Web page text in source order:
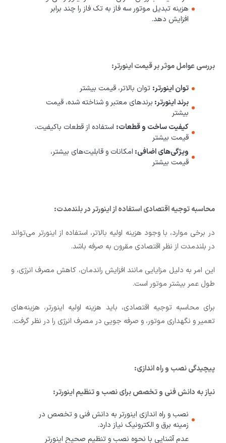
هزینه تبدیل موتور سه فاز به تک فاز را چند برابر
افزایش دهد.
بررسی عوامل موثر بر قیمت اینورتر:
توان اینورتر: توان بالاتر، قیمت بیشتر
برند اینورتر: برندهای معتبر و شناخته شده، قیمت
بیشتر
کیفیت ساخت و قطعات: استفاده از قطعات باکیفیت،
قیمت بیشتر
ویژگی‌های اضافی: امکانات و قابلیت‌های بیشتر،
قیمت بیشتر
محاسبه توجیه اقتصادی استفاده از اینورتر در بلندمدت:
در برخی موارد، با وجود هزینه اولیه بالاتر، استفاده از اینورتر می‌تواند
در بلندمدت از نظر اقتصادی مقرون به صرفه باشد.
این امر به دلیل مزایایی مانند افزایش راندمان، کاهش مصرف انرژی، و
طول عمر بیشتر موتور است.
برای محاسبه توجیه اقتصادی، باید هزینه اولیه اینورتر، هزینه‌های
تعمیر و نگهداری موتور، و صرفه جویی در مصرف انرژی را در نظر گرفت.
پیچیدگی نصب و راه اندازی:
نیاز به دانش فنی و تخصص برای نصب و تنظیم اینورتر:
نصب و راه اندازی اینورتر به دانش فنی و تخصص در
زمینه برق و الکترونیک نیاز دارد.
عدم آشنایی با نحوه نصب و تنظیم صحیح اینورتر